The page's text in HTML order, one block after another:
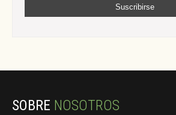
SOBRE NOSOTROS